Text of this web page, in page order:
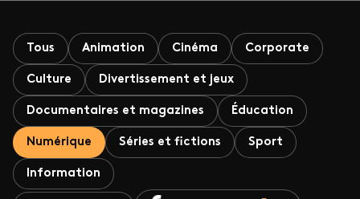
Tous Animation Cinéma Corporate
Culture Divertissement et jeux
Documentaires et magazines Éducation
Numérique Séries et fictions Sport
Information